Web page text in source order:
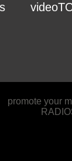
promote your